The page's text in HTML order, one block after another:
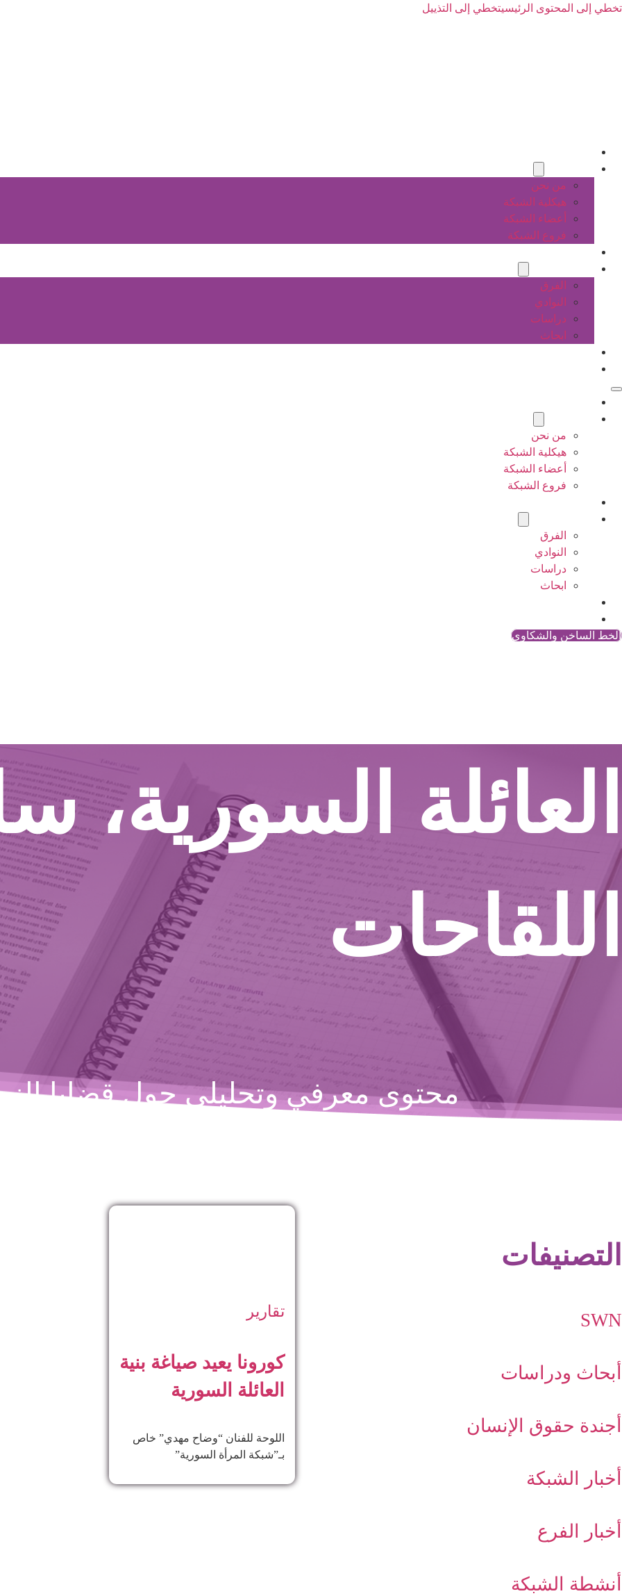
تخطي إلى المحتوى الرئيسيتخطي إلى التذييل
من نحن
هيكلية الشبكة
أعضاء الشبكة
فروع الشبكة
الفرق
النوادي
دراسات
ابحاث
من نحن
هيكلية الشبكة
أعضاء الشبكة
فروع الشبكة
الفرق
النوادي
دراسات
ابحاث
الخط الساخن والشكاوي
العائلة
اللقاحات
محتوى معرفي وتحليلي حول قضايا
التصنيفات
SWN
أبحاث ودراسات
أجندة حقوق الإنسان
أخبار الشبكة
أخبار الفرع
أنشطة الشبكة
تقارير
كورونا يعيد صياغة بنية
العائلة السورية
اللوحة للفنان “وضاح مهدي” خاص
بـ”شبكة المرأة السورية”